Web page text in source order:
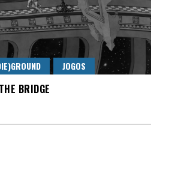
JOGOS
BRIDGE